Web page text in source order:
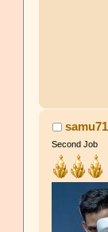
Second Job